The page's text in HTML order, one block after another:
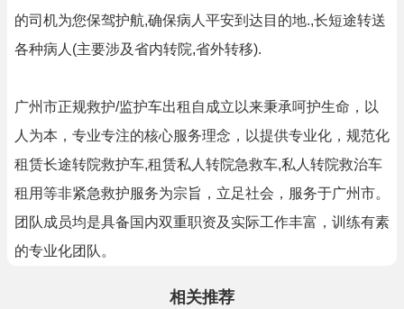
的司机为您保驾护航,确保病人平安到达目的地.,长短途转送
各种病人(主要涉及省内转院,省外转移).
广州市正规救护/监护车出租自成立以来秉承呵护生命，以
人为本，专业专注的核心服务理念，以提供专业化，规范化
租赁长途转院救护车,租赁私人转院急救车,私人转院救治车
租用等非紧急救护服务为宗旨，立足社会，服务于广州市。
团队成员均是具备国内双重职资及实际工作丰富，训练有素
的专业化团队。
相关推荐